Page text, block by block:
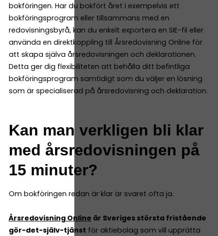
bokföringen. Har du bokfört året i exempelvis ett
bokföringsprogram eller tillsammans med en
redovisningsbyrå, kan du enkelt exportera en SIE-fil eller
använda en direktkoppling till Årsredovisning Online för
att skapa själva årsredovisningen och deklarationen.
Detta ger dig flexibiliteten att behålla ditt befintliga
bokföringsprogram samtidigt som du väljer en lösning
som är specialiserad på årsredovisning och deklaration.
Kan man verkligen bli klar
med årsredovisningen på
15 minuter?
Om bokföringen redan är klar är svaret ofta ja.
Årsredovisning Online är Sveriges största fristående
gör-det-själv-tjänst för aktiebolag som vill upprätta